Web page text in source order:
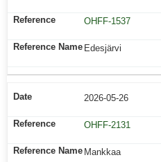
OHFF-1537
Edesjärvi
2026-05-26
OHFF-2131
Mankkaa